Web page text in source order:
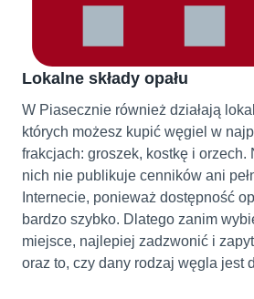
Lokalne składy opału
W Piasecznie również działają
których możesz kupić węgiel w
frakcjach: groszek, kostkę i orzech.
nich nie publikuje cenników ani
Internecie, ponieważ dostępność
bardzo szybko. Dlatego zanim
miejsce, najlepiej zadzwonić i
oraz to, czy dany rodzaj węgla jest